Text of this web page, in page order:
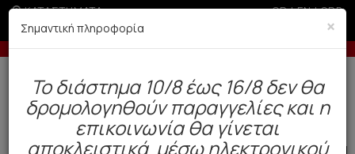
ΚΑΤΑΣΤΗΜΑΤΑ GR|EN|SRB
-10% σε παραγγελίες άνω των 200€
Δωρεάν αποστολή άνω των 49€. Παράδοση σε 3-5 εργάσιμες.
Παιδί Teen Teen Bottoms
×
Σημαντική πληροφορία
To διάστημα 10/8 έως 16/8 δεν θα
δρομολογηθούν παραγγελίες και η
επικοινωνία θα γίνεται
αποκλειστικά μέσω ηλεκτρονικού